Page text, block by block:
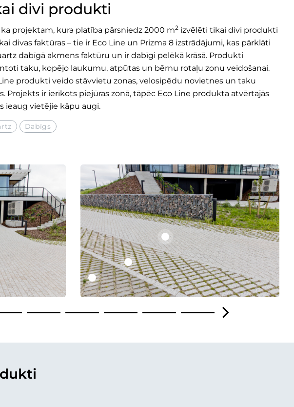
divi produkti
ka projektam, kura platība pārsniedz 2000 m2 izvēlēti tikai divi produkti
divas faktūras – tie ir Eco Line un Prizma 8 izstrādājumi, kas pārklāti
dabīgā akmens faktūru un ir dabīgi pelēkā krāsā. Produkti
taku, kopējo laukumu, atpūtas un bērnu rotaļu zonu veidošanai.
produkti veido stāvvietu zonas, velosipēdu novietnes un taku
Projekts ir ierīkots piejūras zonā, tāpēc Eco Line produkta atvērtajās
ieaug vietējie kāpu augi.
Dabīgs